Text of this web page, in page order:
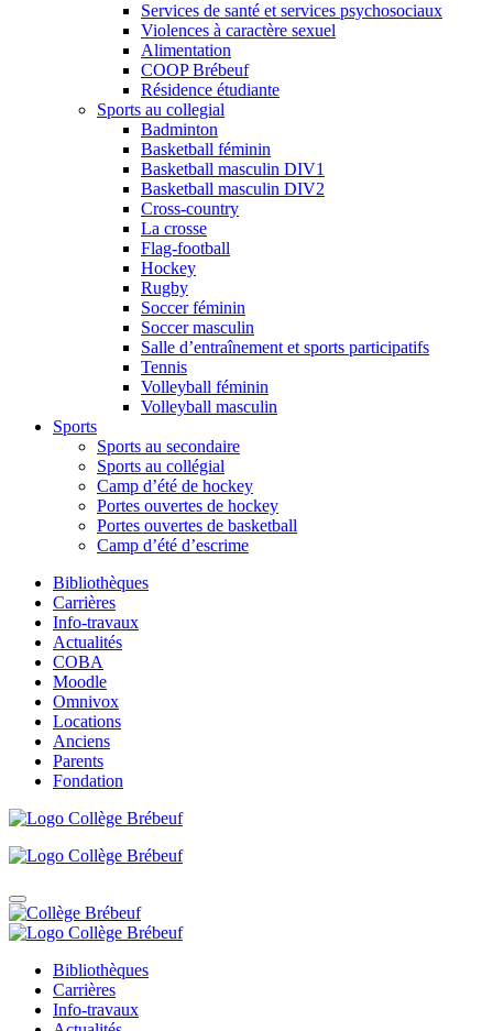
Services de santé et services psychosociaux
Violences à caractère sexuel
Alimentation
COOP Brébeuf
Résidence étudiante
Sports au collegial
Badminton
Basketball féminin
Basketball masculin DIV1
Basketball masculin DIV2
Cross-country
La crosse
Flag-football
Hockey
Rugby
Soccer féminin
Soccer masculin
Salle d’entraînement et sports participatifs
Tennis
Volleyball féminin
Volleyball masculin
Sports
Sports au secondaire
Sports au collégial
Camp d’été de hockey
Portes ouvertes de hockey
Portes ouvertes de basketball
Camp d’été d’escrime
Bibliothèques
Carrières
Info-travaux
Actualités
COBA
Moodle
Omnivox
Locations
Anciens
Parents
Fondation
Bibliothèques
Carrières
Info-travaux